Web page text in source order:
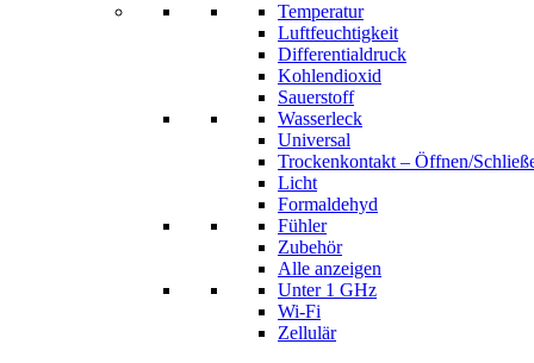
Temperatur
Luftfeuchtigkeit
Differentialdruck
Kohlendioxid
Sauerstoff
Wasserleck
Universal
Trockenkontakt – Öffnen/
Licht
Formaldehyd
Fühler
Zubehör
Alle anzeigen
Unter 1 GHz
Wi-Fi
Zellulär